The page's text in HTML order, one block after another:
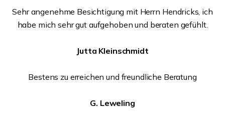
Sehr angenehme Besichtigung mit Herrn Hendricks, ich
habe mich sehr gut aufgehoben und beraten gefühlt.
Jutta Kleinschmidt
Bestens zu erreichen und freundliche Beratung
G. Leweling